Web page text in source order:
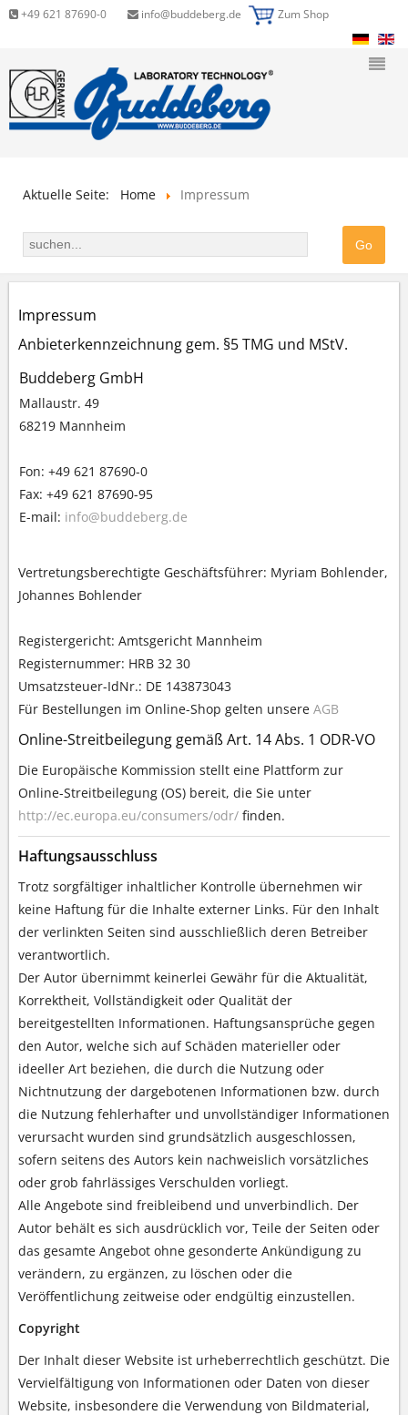
+49 621 87690-0 info@buddeberg.de Zum Shop
Aktuelle Seite: Home Impressum
Impressum
Anbieterkennzeichnung gem. §5 TMG und MStV.
Buddeberg GmbH
Mallaustr. 49
68219 Mannheim
Fon: +49 621 87690-0
Fax: +49 621 87690-95
E-mail: info@buddeberg.de
Vertretungsberechtigte Geschäftsführer: Myriam Bohlender,
Johannes Bohlender
Registergericht: Amtsgericht Mannheim
Registernummer: HRB 32 30
Umsatzsteuer-IdNr.: DE 143873043
Für Bestellungen im Online-Shop gelten unsere AGB
Online-Streitbeilegung gemäß Art. 14 Abs. 1 ODR-VO
Die Europäische Kommission stellt eine Plattform zur
Online-Streitbeilegung (OS) bereit, die Sie unter
http://ec.europa.eu/consumers/odr/ finden.
Haftungsausschluss
Trotz sorgfältiger inhaltlicher Kontrolle übernehmen wir
keine Haftung für die Inhalte externer Links. Für den Inhalt
der verlinkten Seiten sind ausschließlich deren Betreiber
verantwortlich.
Der Autor übernimmt keinerlei Gewähr für die Aktualität,
Korrektheit, Vollständigkeit oder Qualität der
bereitgestellten Informationen. Haftungsansprüche gegen
den Autor, welche sich auf Schäden materieller oder
ideeller Art beziehen, die durch die Nutzung oder
Nichtnutzung der dargebotenen Informationen bzw. durch
die Nutzung fehlerhafter und unvollständiger Informationen
verursacht wurden sind grundsätzlich ausgeschlossen,
sofern seitens des Autors kein nachweislich vorsätzliches
oder grob fahrlässiges Verschulden vorliegt.
Alle Angebote sind freibleibend und unverbindlich. Der
Autor behält es sich ausdrücklich vor, Teile der Seiten oder
das gesamte Angebot ohne gesonderte Ankündigung zu
verändern, zu ergänzen, zu löschen oder die
Veröffentlichung zeitweise oder endgültig einzustellen.
Copyright
Der Inhalt dieser Website ist urheberrechtlich geschützt. Die
Vervielfältigung von Informationen oder Daten von dieser
Website, insbesondere die Verwendung von Bildmaterial,